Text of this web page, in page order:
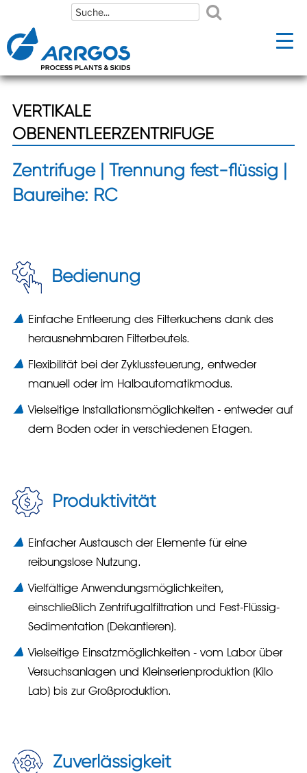
Zum
Inhalt
springen
Zum
Inhalt
springen
VERTIKALE
OBENENTLEERZENTRIFUGE
Zentrifuge | Trennung fest-flüssig |
Baureihe: RC
Bedienung
Einfache Entleerung des Filterkuchens dank des
herausnehmbaren Filterbeutels.
Flexibilität bei der Zyklussteuerung, entweder
manuell oder im Halbautomatikmodus.
Vielseitige Installationsmöglichkeiten - entweder auf
dem Boden oder in verschiedenen Etagen.
Produktivität
Einfacher Austausch der Elemente für eine
reibungslose Nutzung.
Vielfältige Anwendungsmöglichkeiten,
einschließlich Zentrifugalfiltration und Fest-Flüssig-
Sedimentation (Dekantieren).
Vielseitige Einsatzmöglichkeiten - vom Labor über
Versuchsanlagen und Kleinserienproduktion (Kilo
Lab) bis zur Großproduktion.
Zuverlässigkeit